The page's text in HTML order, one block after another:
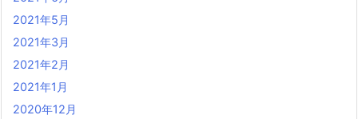
2021年5月
2021年3月
2021年2月
2021年1月
2020年12月